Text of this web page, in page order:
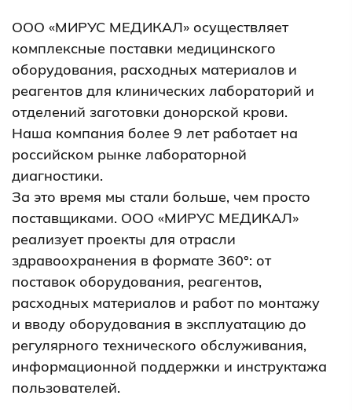
ООО «МИРУС МЕДИКАЛ» осуществляет
комплексные поставки медицинского
оборудования, расходных материалов и
реагентов для клинических лабораторий и
отделений заготовки донорской крови.
Наша компания более 9 лет работает на
российском рынке лабораторной
диагностики.
За это время мы стали больше, чем просто
поставщиками. ООО «МИРУС МЕДИКАЛ»
реализует проекты для отрасли
здравоохранения в формате 360°: от
поставок оборудования, реагентов,
расходных материалов и работ по монтажу
и вводу оборудования в эксплуатацию до
регулярного технического обслуживания,
информационной поддержки и инструктажа
пользователей.